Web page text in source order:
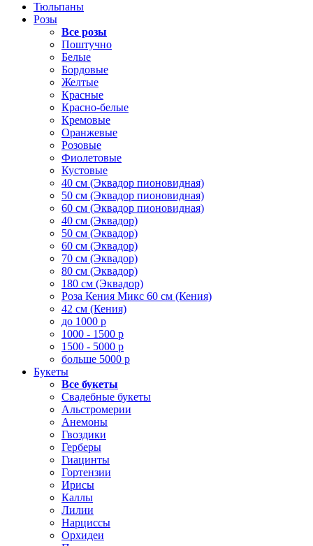
Тюльпаны
Розы
Все розы
Поштучно
Белые
Бордовые
Желтые
Красные
Красно-белые
Кремовые
Оранжевые
Розовые
Фиолетовые
Кустовые
40 см (Эквадор пионовидная)
50 см (Эквадор пионовидная)
60 см (Эквадор пионовидная)
40 см (Эквадор)
50 см (Эквадор)
60 см (Эквадор)
70 см (Эквадор)
80 см (Эквадор)
180 см (Эквадор)
Роза Кения Микс 60 см (Кения)
42 см (Кения)
до 1000 р
1000 - 1500 р
1500 - 5000 р
больше 5000 р
Букеты
Все букеты
Свадебные букеты
Альстромерии
Анемоны
Гвоздики
Герберы
Гиацинты
Гортензии
Ирисы
Каллы
Лилии
Нарциссы
Орхидеи